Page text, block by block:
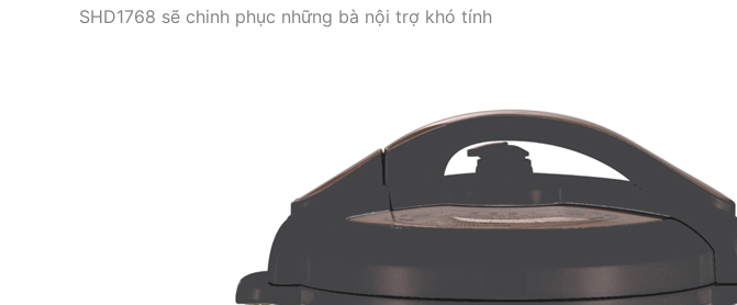
SHD1768 sẽ chinh phục những bà nội trợ khó tính